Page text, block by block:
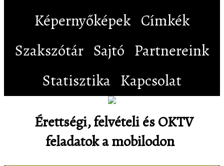
Képernyőképek Címkék
Szakszótár Sajtó Partnereink
Statisztika Kapcsolat
Érettségi, felvételi és OKTV
feladatok a mobilodon